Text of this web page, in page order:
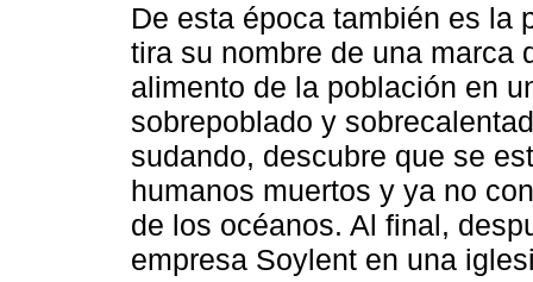
De esta época también es la
tira su nombre de una marca
alimento de la población en
sobrepoblado y
sudando, descubre que se
humanos muertos y ya no
de los océanos. Al final,
empresa Soylent en una